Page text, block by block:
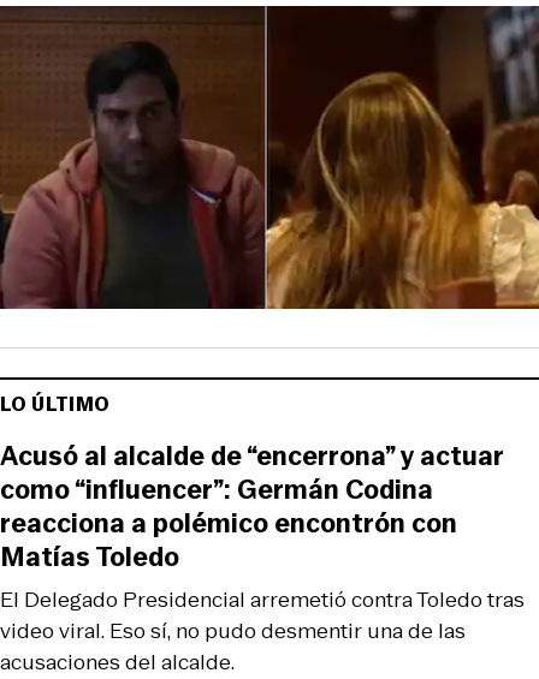
LO ÚLTIMO
El Delegado Presidencial arremetió contra Toledo tras
video viral. Eso sí, no pudo desmentir una de las
acusaciones del alcalde.
Acusó al alcalde de “encerrona” y actuar
como “influencer”: Germán Codina
reacciona a polémico encontrón con
Matías Toledo